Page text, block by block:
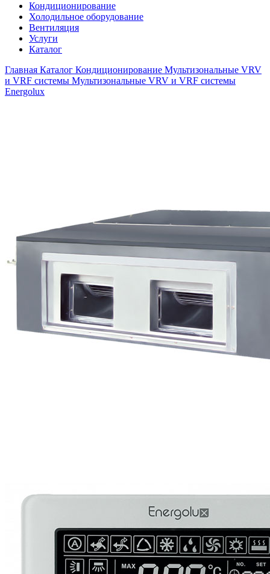
Кондиционирование
Холодильное оборудование
Вентиляция
Услуги
Каталог
Главная Каталог Кондиционирование Мультизональные VRV
и VRF системы Мультизональные VRV и VRF системы
Energolux